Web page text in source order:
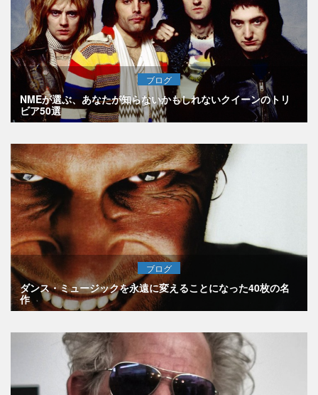
ブログ
NMEが選ぶ、あなたが知らないかもしれないクイーンのトリ
ビア50選
ブログ
ダンス・ミュージックを永遠に変えることになった40枚の名
作